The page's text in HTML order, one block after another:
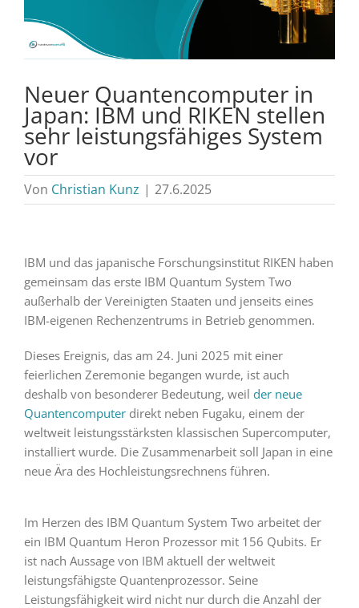
Neuer Quantencomputer in
Japan: IBM und RIKEN stellen
sehr leistungsfähiges System
vor
Von Christian Kunz | 27.6.2025
IBM und das japanische Forschungsinstitut RIKEN haben
gemeinsam das erste IBM Quantum System Two
außerhalb der Vereinigten Staaten und jenseits eines
IBM-eigenen Rechenzentrums in Betrieb genommen.
Dieses Ereignis, das am 24. Juni 2025 mit einer
feierlichen Zeremonie begangen wurde, ist auch
deshalb von besonderer Bedeutung, weil der neue
Quantencomputerdirekt neben Fugaku, einem der
weltweit leistungsstärksten klassischen Supercomputer,
installiert wurde. Die Zusammenarbeit soll Japan in eine
neue Ära des Hochleistungsrechnens führen.
Im Herzen des IBM Quantum System Two arbeitet der
ein IBM Quantum Heron Prozessor mit 156 Qubits. Er
ist nach Aussage von IBM aktuell der weltweit
leistungsfähigste Quantenprozessor. Seine
Leistungsfähigkeit wird nicht nur durch die Anzahl der